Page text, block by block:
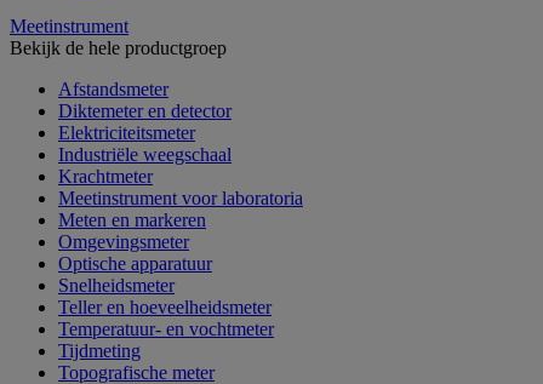
Meetinstrument
Bekijk de hele productgroep
Afstandsmeter
Diktemeter en detector
Elektriciteitsmeter
Industriële weegschaal
Krachtmeter
Meetinstrument voor laboratoria
Meten en markeren
Omgevingsmeter
Optische apparatuur
Snelheidsmeter
Teller en hoeveelheidsmeter
Temperatuur- en vochtmeter
Tijdmeting
Topografische meter